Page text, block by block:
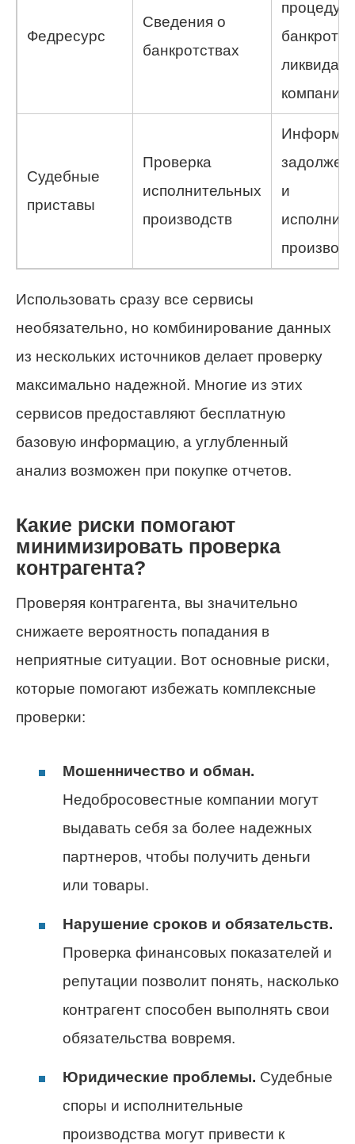
Федресурс
Сведения о
банкротствах
компаний
Судебные
приставы
Проверка
исполнительных
производств
и
Использовать сразу все сервисы
необязательно, но комбинирование данных
из нескольких источников делает проверку
максимально надежной. Многие из этих
сервисов предоставляют бесплатную
базовую информацию, а углубленный
анализ возможен при покупке отчетов.
Какие риски помогают
минимизировать проверка
контрагента?
Проверяя контрагента, вы значительно
снижаете вероятность попадания в
неприятные ситуации. Вот основные риски,
которые помогают избежать комплексные
проверки:
Мошенничество и обман.
Недобросовестные компании могут
выдавать себя за более надежных
партнеров, чтобы получить деньги
или товары.
Нарушение сроков и обязательств.
Проверка финансовых показателей и
репутации позволит понять, насколько
контрагент способен выполнять свои
обязательства вовремя.
Юридические проблемы. Судебные
споры и исполнительные
производства могут привести к